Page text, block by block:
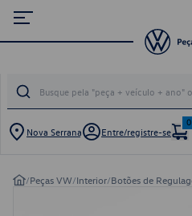
Nova Serrana Entre/registre-se
0
/Peças VW/Interior/Botões de